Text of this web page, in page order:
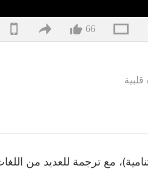
66
مع ترجمة للعديد من